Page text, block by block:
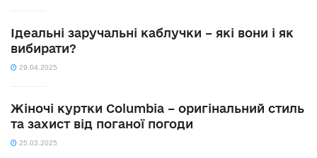
Ідеальні заручальні каблучки – які вони і як
вибирати?
29.04.2025
Жіночі куртки Columbia – оригінальний стиль
та захист від поганої погоди
25.03.2025